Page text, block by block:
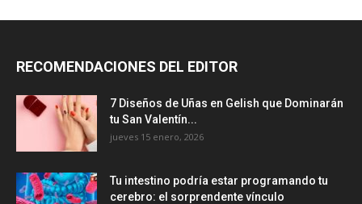
RECOMENDACIONES DEL EDITOR
7 Diseños de Uñas en Gelish que Dominarán
tu San Valentín...
jueves 15 enero, 2026
Tu intestino podría estar programando tu
cerebro: el sorprendente vínculo